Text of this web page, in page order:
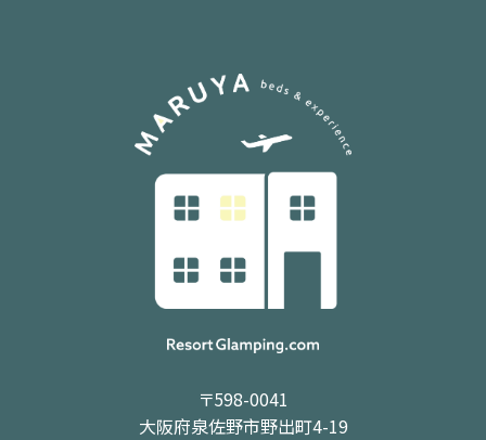
〒598-0041
大阪府泉佐野市野出町4-19